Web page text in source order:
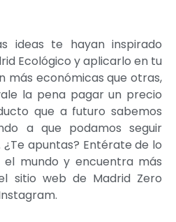
ideas te hayan inspirado
Ecológico y aplicarlo en tu
más económicas que otras,
la pena pagar un precio
que a futuro sabemos
a que podamos seguir
apuntas? Entérate de lo
mundo y encuentra más
sitio web de Madrid Zero